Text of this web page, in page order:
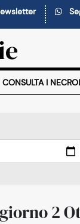
CONSULTA I
2